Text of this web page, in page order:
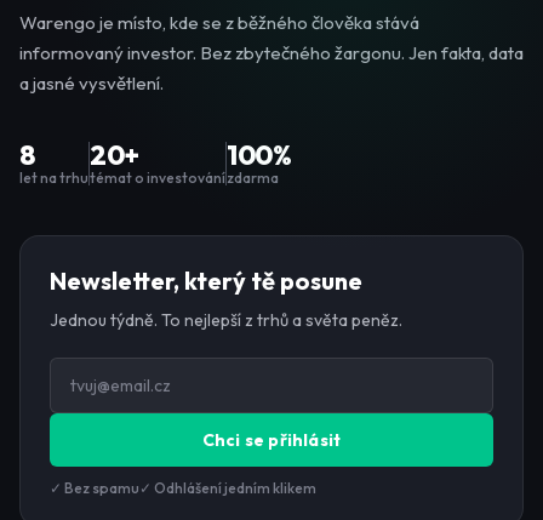
Warengo je místo, kde se z běžného člověka stává
informovaný investor. Bez zbytečného žargonu. Jen fakta, data
a jasné vysvětlení.
8
let na trhu
20+
témat o investování
100%
zdarma
Newsletter, který tě posune
Jednou týdně. To nejlepší z trhů a světa peněz.
Chci se přihlásit
✓ Bez spamu ✓ Odhlášení jedním klikem